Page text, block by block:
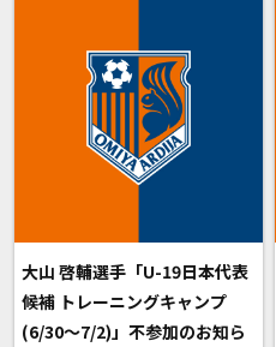
大山 啓輔選手「U-19日本代表
候補 トレーニングキャンプ
(6/30～7/2)」不参加のお知ら